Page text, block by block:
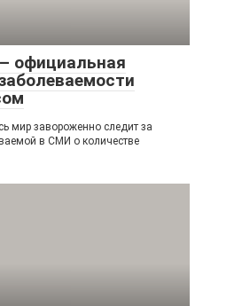
официальная
мир завороженно следит за
в СМИ о количестве